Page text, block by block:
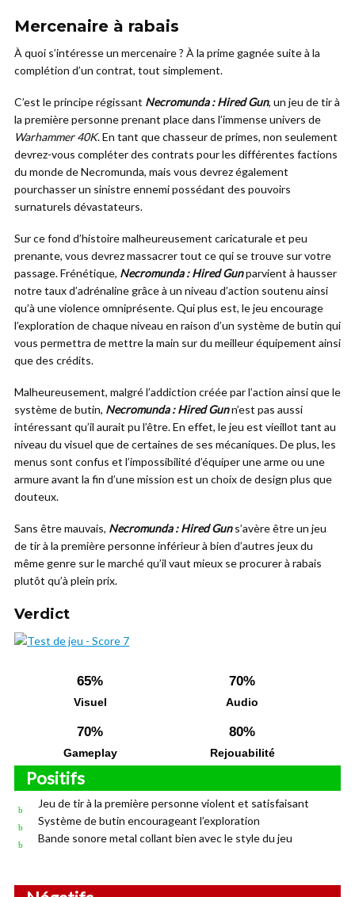
Mercenaire à rabais
À quoi s’intéresse un mercenaire ? À la prime gagnée suite à la
complétion d’un contrat, tout simplement.
C’est le principe régissant Necromunda : Hired Gun, un jeu de tir à
la première personne prenant place dans l’immense univers de
Warhammer 40K. En tant que chasseur de primes, non seulement
devrez-vous compléter des contrats pour les différentes factions
du monde de Necromunda, mais vous devrez également
pourchasser un sinistre ennemi possédant des pouvoirs
surnaturels dévastateurs.
Sur ce fond d’histoire malheureusement caricaturale et peu
prenante, vous devrez massacrer tout ce qui se trouve sur votre
passage. Frénétique, Necromunda : Hired Gunparvient à hausser
notre taux d’adrénaline grâce à un niveau d’action soutenu ainsi
qu’à une violence omniprésente. Qui plus est, le jeu encourage
l’exploration de chaque niveau en raison d’un système de butin qui
vous permettra de mettre la main sur du meilleur équipement ainsi
que des crédits.
Malheureusement, malgré l’addiction créée par l’action ainsi que le
système de butin, Necromunda : Hired Gunn’est pas aussi
intéressant qu’il aurait pu l’être. En effet, le jeu est vieillot tant au
niveau du visuel que de certaines de ses mécaniques. De plus, les
menus sont confus et l’impossibilité d’équiper une arme ou une
armure avant la fin d’une mission est un choix de design plus que
douteux.
Sans être mauvais, Necromunda : Hired Guns’avère être un jeu
de tir à la première personne inférieur à bien d’autres jeux du
même genre sur le marché qu’il vaut mieux se procurer à rabais
plutôt qu’à plein prix.
Verdict
65%
Visuel
70%
Audio
70%
Gameplay
80%
Rejouabilité
Positifs
Jeu de tir à la première personne violent et satisfaisant
Système de butin encourageant l’exploration
Bande sonore metal collant bien avec le style du jeu